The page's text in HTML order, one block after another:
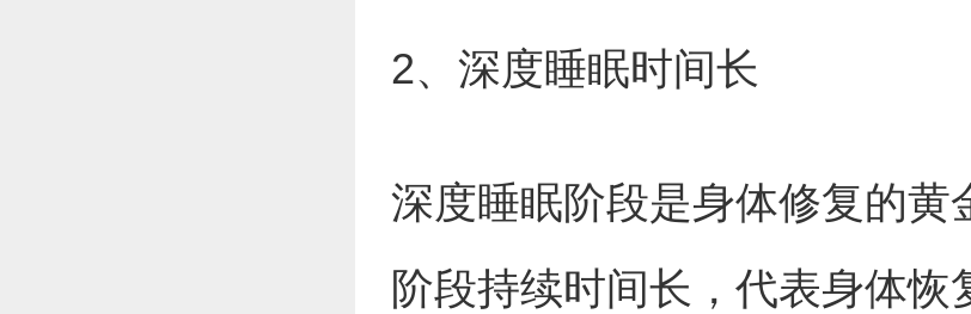
2、深度睡眠时间长
深度睡眠阶段是身体修复的黄
阶段持续时间长，代表身体恢